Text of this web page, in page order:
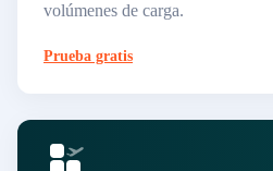
volúmenes de carga.
Prueba gratis